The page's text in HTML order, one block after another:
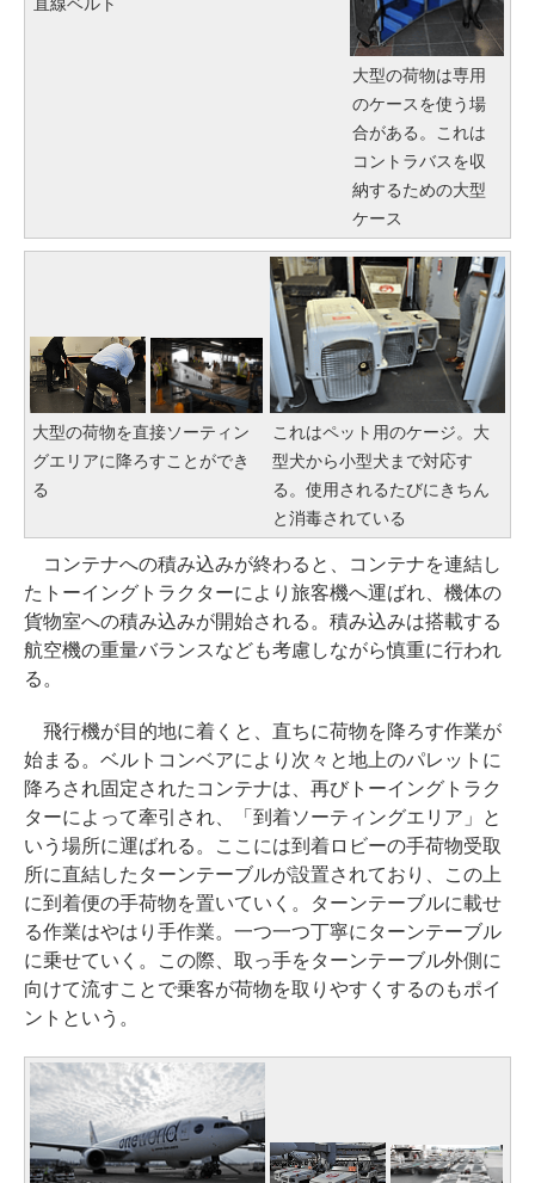
大型の荷物は専用
のケースを使う場
合がある。これは
コントラバスを収
納するための大型
ケース
大型の荷物を直接ソーティン
グエリアに降ろすことができ
る
これはペット用のケージ。大
型犬から小型犬まで対応す
る。使用されるたびにきちん
と消毒されている
コンテナへの積み込みが終わると、コンテナを連結し
たトーイングトラクターにより旅客機へ運ばれ、機体の
貨物室への積み込みが開始される。積み込みは搭載する
航空機の重量バランスなども考慮しながら慎重に行われ
る。
飛行機が目的地に着くと、直ちに荷物を降ろす作業が
始まる。ベルトコンベアにより次々と地上のパレットに
降ろされ固定されたコンテナは、再びトーイングトラク
ターによって牽引され、「到着ソーティングエリア」と
いう場所に運ばれる。ここには到着ロビーの手荷物受取
所に直結したターンテーブルが設置されており、この上
に到着便の手荷物を置いていく。ターンテーブルに載せ
る作業はやはり手作業。一つ一つ丁寧にターンテーブル
に乗せていく。この際、取っ手をターンテーブル外側に
向けて流すことで乗客が荷物を取りやすくするのもポイ
ントという。